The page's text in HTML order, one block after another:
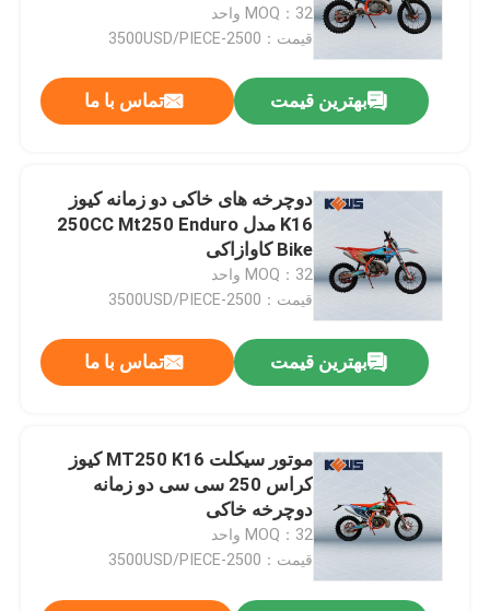
MOQ：32 واحد
قیمت：2500-3500USD/PIECE
بهترین قیمت تماس با ما
دوچرخه های خاکی دو زمانه کیوز
K16 مدل 250CC Mt250 Enduro
Bike کاوازاکی
MOQ：32 واحد
قیمت：2500-3500USD/PIECE
بهترین قیمت تماس با ما
موتور سیکلت MT250 K16 کیوز
کراس 250 سی سی دو زمانه
دوچرخه خاکی
MOQ：32 واحد
قیمت：2500-3500USD/PIECE